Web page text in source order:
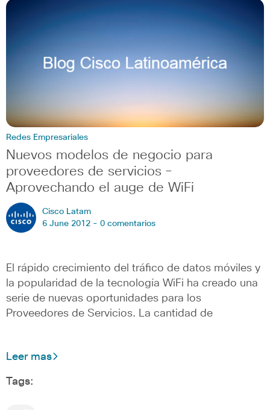
Redes Empresariales
Nuevos modelos de negocio para
proveedores de servicios –
Aprovechando el auge de WiFi
Cisco Latam
6 June 2012 - 0 comentarios
El rápido crecimiento del tráfico de datos móviles y
la popularidad de la tecnología WiFi ha creado una
serie de nuevas oportunidades para los
Proveedores de Servicios. La cantidad de
Leer mas
Tags: